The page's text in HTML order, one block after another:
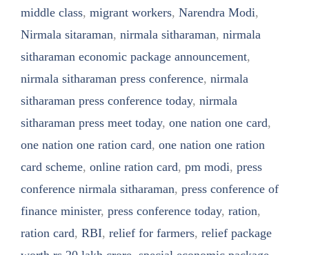
middle class, migrant workers, Narendra Modi,
Nirmala sitaraman, nirmala sitharaman, nirmala
sitharaman economic package announcement,
nirmala sitharaman press conference, nirmala
sitharaman press conference today, nirmala
sitharaman press meet today, one nation one card,
one nation one ration card, one nation one ration
card scheme, online ration card, pm modi, press
conference nirmala sitharaman, press conference of
finance minister, press conference today, ration,
ration card, RBI, relief for farmers, relief package